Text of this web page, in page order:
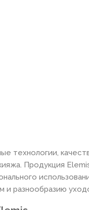
технологии,
Продукция
и разнообразию